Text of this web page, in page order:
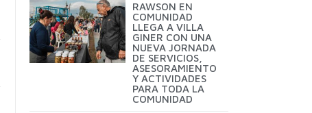
RAWSON EN
COMUNIDAD
LLEGA A VILLA
GINER CON UNA
NUEVA JORNADA
DE SERVICIOS,
ASESORAMIENTO
Y ACTIVIDADES
PARA TODA LA
COMUNIDAD